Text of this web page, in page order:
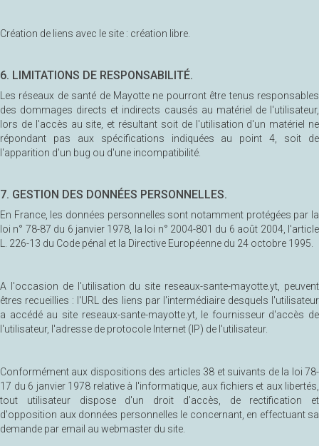
Création de liens avec le site : création libre.
6. LIMITATIONS DE RESPONSABILITÉ.
Les réseaux de santé de Mayotte ne pourront être tenus responsables
des dommages directs et indirects causés au matériel de l'utilisateur,
lors de l'accès au site, et résultant soit de l'utilisation d'un matériel ne
répondant pas aux spécifications indiquées au point 4, soit de
l'apparition d'un bug ou d'une incompatibilité.
7. GESTION DES DONNÉES PERSONNELLES.
En France, les données personnelles sont notamment protégées par la
loi n° 78-87 du 6 janvier 1978, la loi n° 2004-801 du 6 août 2004, l'article
L. 226-13 du Code pénal et la Directive Européenne du 24 octobre 1995.
A l'occasion de l'utilisation du site reseaux-sante-mayotte.yt, peuvent
êtres recueillies : l'URL des liens par l'intermédiaire desquels l'utilisateur
a accédé au site reseaux-sante-mayotte.yt, le fournisseur d'accès de
l'utilisateur, l'adresse de protocole Internet (IP) de l'utilisateur.
Conformément aux dispositions des articles 38 et suivants de la loi 78-
17 du 6 janvier 1978 relative à l'informatique, aux fichiers et aux libertés,
tout utilisateur dispose d'un droit d'accès, de rectification et
d'opposition aux données personnelles le concernant, en effectuant sa
demande par email au webmaster du site.